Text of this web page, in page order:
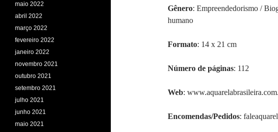
Gênero: Empreendedorismo /
humano
Formato: 14 x 21 cm
Número de páginas: 112
Web:
Encomendas/Pedidos:
maio 2022
abril 2022
março 2022
fevereiro 2022
janeiro 2022
novembro 2021
outubro 2021
setembro 2021
julho 2021
junho 2021
maio 2021